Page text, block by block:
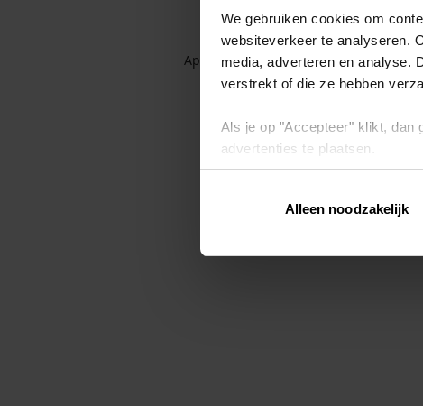
We gebruiken cookies om
websiteverkeer te analyseren.
media, adverteren en analyse.
verstrekt of die ze hebben
Als je op "Accepteer" klikt, dan
advertenties te plaatsen.
Via "Cookie instellingen" kun
intrekken op onscookiebeleid.
Alleen noodzakelijk
Application error: a client-side